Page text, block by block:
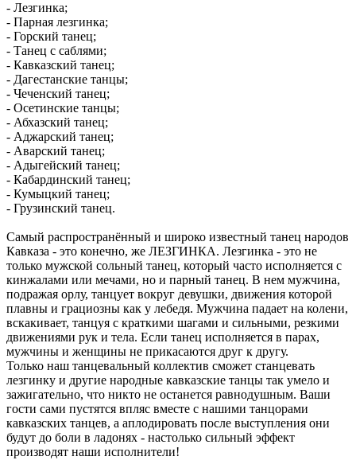
- Лезгинка;
- Парная лезгинка;
- Горский танец;
- Танец с саблями;
- Кавказский танец;
- Дагестанские танцы;
- Чеченский танец;
- Осетинские танцы;
- Абхазский танец;
- Аджарский танец;
- Аварский танец;
- Адыгейский танец;
- Кабардинский танец;
- Кумыцкий танец;
- Грузинский танец.
Самый распространённый и широко известный танец народов
Кавказа - это конечно, же ЛЕЗГИНКА. Лезгинка - это не
только мужской сольный танец, который часто исполняется с
кинжалами или мечами, но и парный танец. В нем мужчина,
подражая орлу, танцует вокруг девушки, движения которой
плавны и грациозны как у лебедя. Мужчина падает на колени,
вскакивает, танцуя с краткими шагами и сильными, резкими
движениями рук и тела. Если танец исполняется в парах,
мужчины и женщины не прикасаются друг к другу.
Только наш танцевальный коллектив сможет станцевать
лезгинку и другие народные кавказские танцы так умело и
зажигательно, что никто не останется равнодушным. Ваши
гости сами пустятся впляс вместе с нашими танцорами
кавказских танцев, а аплодировать после выступления они
будут до боли в ладонях - настолько сильный эффект
производят наши исполнители!